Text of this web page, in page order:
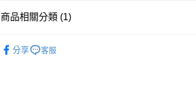
每筆NT$70，滿NT$499(含以上)免運費
付款後7-11取貨［需3-5個工作天不含預購商品］
商品相關分類 (1)
分享
客服